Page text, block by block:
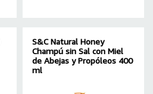
S&C Natural Honey
Champú sin Sal con Miel
de Abejas y Propóleos 400
ml